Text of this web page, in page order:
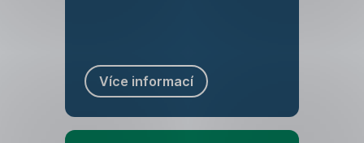
Více informací